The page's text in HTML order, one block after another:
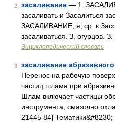
2 засаливание — 1.
засаливать и Засалиться
ЗАСАЛИВАНИЕ, я; ср. к
засаливаться. З. огурцов.
Энциклопедический словарь
3 засаливание
Перенос на рабочую
частиц шлама при
Шлам включает частицы
инструмента, смазочно
21445 84] Тематики&#8230;